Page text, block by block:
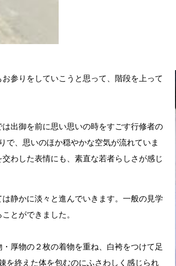
参りをしていこうと思って、階段を上って
出御を前に思い思いの時をすごす行修者の
で、思いのほか穏やかな空気が流れていま
わした表情にも、素直な若者らしさが感じ
静かに淡々と進んでいきます。一般の見学
とができました。
厚物の２枚の着物を重ね、白袴をつけて足
を終えた体を包むのにふさわしく感じられ